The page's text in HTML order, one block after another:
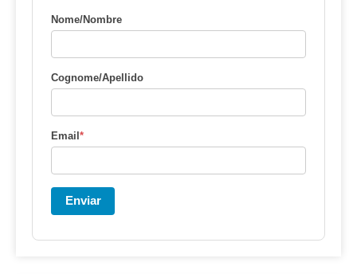
Nome/Nombre
Cognome/Apellido
Email*
Enviar